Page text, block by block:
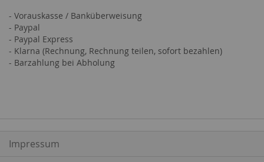
- Vorauskasse / Banküberweisung
- Paypal
- Paypal Express
- Klarna (Rechnung, Rechnung teilen, sofort bezahlen)
- Barzahlung bei Abholung
Impressum